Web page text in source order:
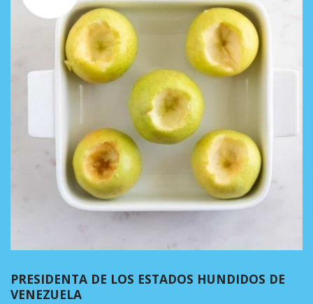
PRESIDENTA DE LOS ESTADOS HUNDIDOS DE
VENEZUELA